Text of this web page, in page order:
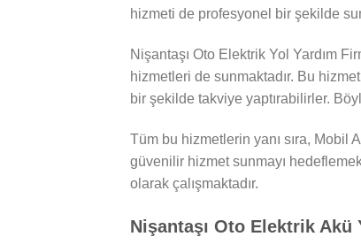
hizmeti de profesyonel bir şekilde
Nişantaşı Oto Elektrik Yol Yardım
hizmetleri de sunmaktadır. Bu
bir şekilde takviye yaptırabilirler.
Tüm bu hizmetlerin yanı sıra, Mobil
güvenilir hizmet sunmayı
olarak çalışmaktadır.
Nişantaşı Oto Elektrik Akü